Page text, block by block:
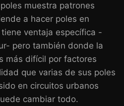
muestra patrones
a hacer poles en
ventaja específica -
pero también donde la
más difícil por factores
que varias de sus poles
en circuitos urbanos
cambiar todo.